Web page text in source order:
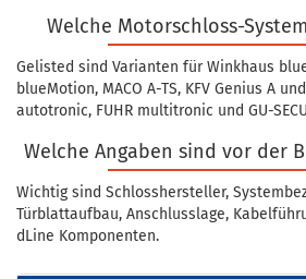
Welche Motorschloss-
Gelisted sind Varianten für Winkhaus
blueMotion, MACO A-TS, KFV Genius A
autotronic, FUHR multitronic und GU-
Welche Angaben sind vor der
Wichtig sind Schlosshersteller,
Türblattaufbau, Anschlusslage,
dLine Komponenten.